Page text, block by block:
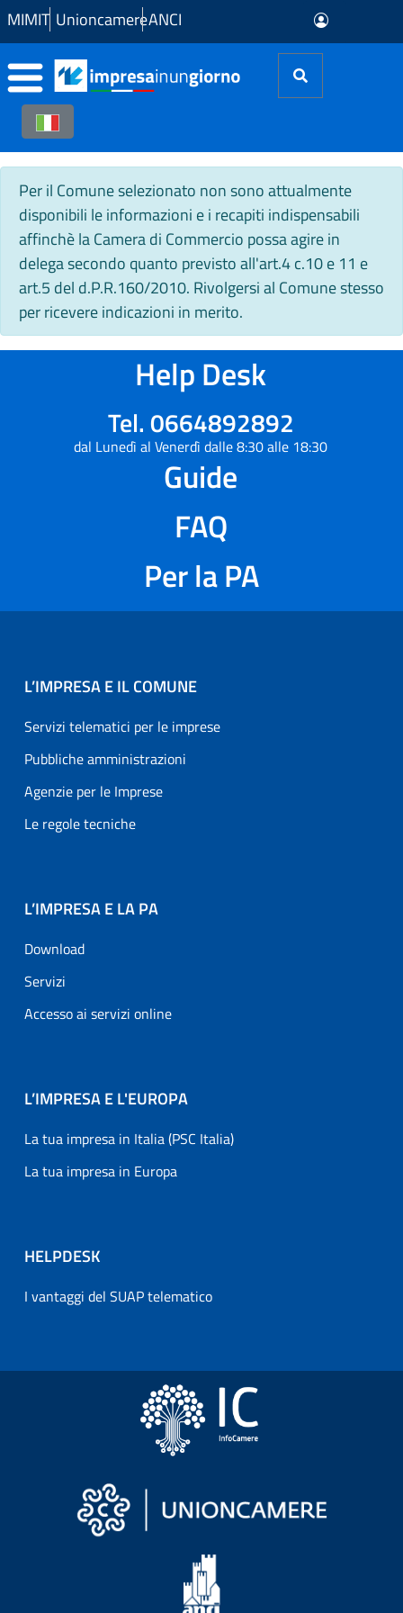
Skip to Main Content
MIMIT UnioncamereANCI
Per il Comune selezionato non sono attualmente
disponibili le informazioni e i recapiti indispensabili
affinchè la Camera di Commercio possa agire in
delega secondo quanto previsto all'art.4 c.10 e 11 e
art.5 del d.P.R.160/2010. Rivolgersi al Comune stesso
per ricevere indicazioni in merito.
Help Desk
Tel. 0664892892
dal Lunedì al Venerdì dalle 8:30 alle 18:30
Guide
FAQ
Per la PA
L’IMPRESA E IL COMUNE
Servizi telematici per le imprese
Pubbliche amministrazioni
Agenzie per le Imprese
Le regole tecniche
L’IMPRESA E LA PA
Download
Servizi
Accesso ai servizi online
L’IMPRESA E L'EUROPA
La tua impresa in Italia (PSC Italia)
La tua impresa in Europa
HELPDESK
I vantaggi del SUAP telematico